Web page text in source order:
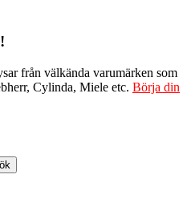
från välkända varumärken som
Cylinda, Miele etc. Börja din